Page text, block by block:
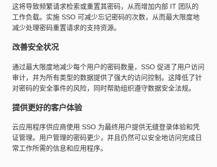
这将导致频繁请求检索或重置其密码，从而增加内部 IT 团队的
工作负载。实施 SSO 可减少忘记密码的次数，从而最大限度地
减少处理密码重置请求的支持资源。
改善安全状况
通过最大限度地减少每个用户的密码数量，SSO 促进了用户访问
审计，并为所有类型的数据提供了强大的访问控制。这降低了针
对密码的安全事件的风险，同时帮助组织遵守数据安全法规。
提供更好的客户体验
云应用程序供应商使用 SSO 为最终用户提供无缝登录体验和凭
证管理。用户管理的密码更少，并且仍然可以安全地访问完成日
常工作所需的信息和应用程序。